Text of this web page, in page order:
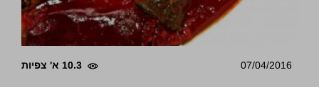
07/04/2016 10.3 א' צפיות